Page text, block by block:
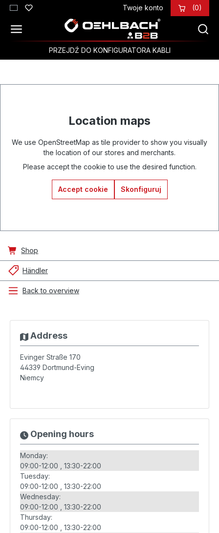
Przejdź do głównej zawartości Twoje konto (0)
PRZEJDŹ DO KONFIGURATORA KABLI
Location maps
We use OpenStreetMap as tile provider to show you visually
the location of our stores and merchants.
Please accept the cookie to use the desired function.
Accept cookie Skonfiguruj
Shop
Händler
Back to overview
Address
Evinger Straße 170
44339 Dortmund-Eving
Niemcy
Opening hours
Monday:
09:00-12:00
13:30-22:00
Tuesday:
09:00-12:00
13:30-22:00
Wednesday:
09:00-12:00
13:30-22:00
Thursday:
09:00-12:00
13:30-22:00